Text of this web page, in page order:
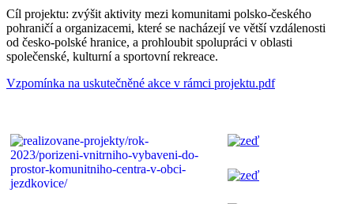
Cíl projektu: zvýšit aktivity mezi komunitami polsko-českého
pohraničí a organizacemi, které se nacházejí ve větší vzdálenosti
od česko-polské hranice, a prohloubit spolupráci v oblasti
společenské, kulturní a sportovní rekreace.
Vzpomínka na uskutečněné akce v rámci projektu.pdf